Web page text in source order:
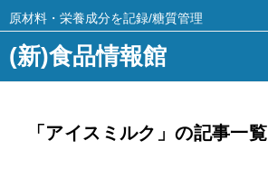
(新)食品情報館
原材料・栄養成分を記録/糖質管理
「アイスミルク」の記事一覧